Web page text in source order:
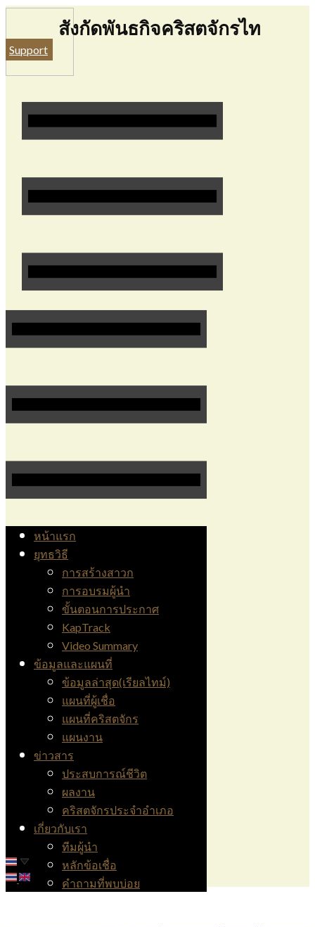
​สังกัดพันธกิจคริสตจักรไท
Support​
หน้าแรก
ยุทธวิธี
การสร้างสาวก
การอบรมผู้นำ
ขั้นตอนการประกาศ
KapTrack
Video Summary
ข้อมูลและแผนที่
ข้อมูลล่าสุด(เรียลไทม์)
แผนที่ผู้เชื่อ
แผนที่คริสตจักร
แผนงาน
ข่าวสาร
ประสบการณ์ชีวิต
ผลงาน
คริสตจักรประจำอำเภอ
เกี่ยวกับเรา
ทีมผู้นำ
หลักข้อเชื่อ
คำถามที่พบบ่อย